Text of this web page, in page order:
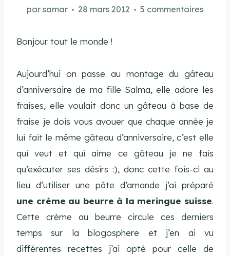
par samar 28 mars 2012 5 commentaires
Bonjour tout le monde !
Aujourd’hui on passe au montage du gâteau
d’anniversaire de ma fille Salma, elle adore les
fraises, elle voulait donc un gâteau à base de
fraise je dois vous avouer que chaque année je
lui fait le même gâteau d’anniversaire, c’est elle
qui veut et qui aime ce gâteau je ne fais
qu’exécuter ses désirs :), donc cette fois-ci au
lieu d’utiliser une pâte d’amande j’ai préparé
une crème au beurre à la meringue suisse.
Cette crème au beurre circule ces derniers
temps sur la blogosphere et j’en ai vu
différentes recettes j’ai opté pour celle de